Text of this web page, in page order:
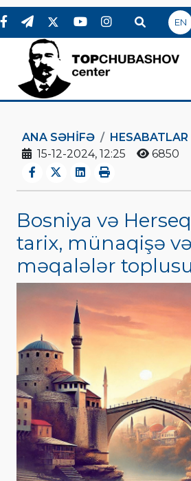
EN
ANA SƏHIFƏ
HESABATLAR
15-12-2024, 12:25
6850
Bosniya və
tarix, münaqişə
məqalələr toplusu